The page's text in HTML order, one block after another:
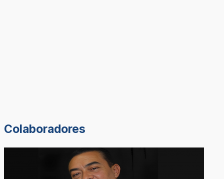
Colaboradores